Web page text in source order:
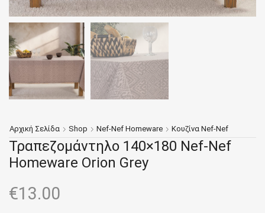
Αρχική Σελίδα Shop Nef-Nef Homeware Κουζίνα Nef-Nef
Τραπεζομάντηλο 140×180 Nef-Nef
Homeware Orion Grey
€13.00